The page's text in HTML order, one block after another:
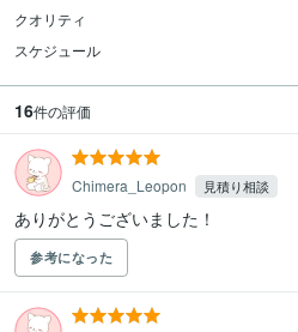
クオリティ
スケジュール
16件の評価
Chimera_Leopon 見積り相談
参考になった